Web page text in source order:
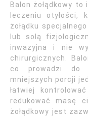
Balon żołądkowy
leczeniu otyłości,
żołądku
lub solą
inwazyjna i nie
chirurgicznych.
co prowadzi do
mniejszych porcji
łatwiej
redukować masę
żołądkowy jest